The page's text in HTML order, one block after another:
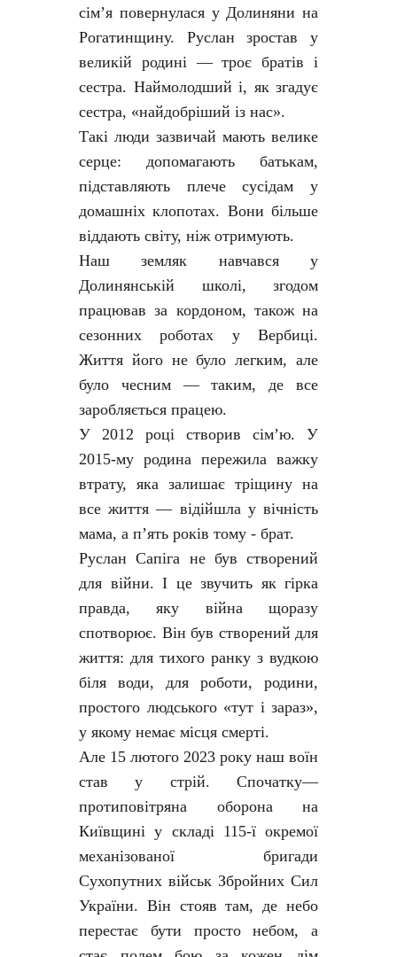
сім’я повернулася у Долиняни на
Рогатинщину. Руслан зростав у
великій родині — троє братів і
сестра. Наймолодший і, як згадує
сестра, «найдобріший із нас».
Такі люди зазвичай мають велике
серце: допомагають батькам,
підставляють плече сусідам у
домашніх клопотах. Вони більше
віддають світу, ніж отримують.
Наш земляк навчався у
Долинянській школі, згодом
працював за кордоном, також на
сезонних роботах у Вербиці.
Життя його не було легким, але
було чесним — таким, де все
заробляється працею.
У 2012 році створив сім’ю. У
2015-му родина пережила важку
втрату, яка залишає тріщину на
все життя — відійшла у вічність
мама, а п’ять років тому - брат.
Руслан Сапіга не був створений
для війни. І це звучить як гірка
правда, яку війна щоразу
спотворює. Він був створений для
життя: для тихого ранку з вудкою
біля води, для роботи, родини,
простого людського «тут і зараз»,
у якому немає місця смерті.
Але 15 лютого 2023 року наш воїн
став у стрій. Спочатку—
протиповітряна оборона на
Київщині у складі 115-ї окремої
механізованої бригади
Сухопутних військ Збройних Сил
України. Він стояв там, де небо
перестає бути просто небом, а